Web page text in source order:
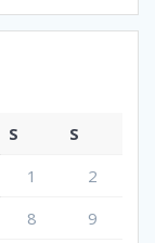
S
S
1
2
8
9